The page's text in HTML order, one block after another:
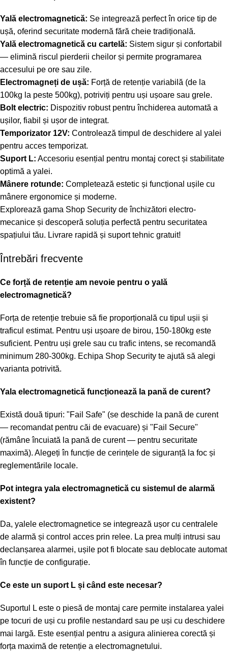
Yală electromagnetică: Se integrează perfect în orice tip de
ușă, oferind securitate modernă fără cheie tradițională.
Yală electromagnetică cu cartelă: Sistem sigur și confortabil
— elimină riscul pierderii cheilor și permite programarea
accesului pe ore sau zile.
Electromagneți de ușă: Forță de retenție variabilă (de la
100kg la peste 500kg), potriviți pentru uși ușoare sau grele.
Bolt electric: Dispozitiv robust pentru închiderea automată a
ușilor, fiabil și ușor de integrat.
Temporizator 12V: Controlează timpul de deschidere al yalei
pentru acces temporizat.
Suport L: Accesoriu esențial pentru montaj corect și stabilitate
optimă a yalei.
Mânere rotunde: Completează estetic și funcțional ușile cu
mânere ergonomice și moderne.
Explorează gama Shop Security de închizători electro-
mecanice și descoperă soluția perfectă pentru securitatea
spațiului tău. Livrare rapidă și suport tehnic gratuit!
Întrebări frecvente
Ce forță de retenție am nevoie pentru o yală
electromagnetică?
Forța de retenție trebuie să fie proporțională cu tipul ușii și
traficul estimat. Pentru uși ușoare de birou, 150-180kg este
suficient. Pentru uși grele sau cu trafic intens, se recomandă
minimum 280-300kg. Echipa Shop Security te ajută să alegi
varianta potrivită.
Yala electromagnetică funcționează la pană de curent?
Există două tipuri: "Fail Safe" (se deschide la pană de curent
— recomandat pentru căi de evacuare) și "Fail Secure"
(rămâne încuiată la pană de curent — pentru securitate
maximă). Alegeți în funcție de cerințele de siguranță la foc și
reglementările locale.
Pot integra yala electromagnetică cu sistemul de alarmă
existent?
Da, yalele electromagnetice se integrează ușor cu centralele
de alarmă și control acces prin relee. La prea mulți intrusi sau
declanșarea alarmei, ușile pot fi blocate sau deblocate automat
în funcție de configurație.
Ce este un suport L și când este necesar?
Suportul L este o piesă de montaj care permite instalarea yalei
pe tocuri de uși cu profile nestandard sau pe uși cu deschidere
mai largă. Este esențial pentru a asigura alinierea corectă și
forța maximă de retenție a electromagnetului.